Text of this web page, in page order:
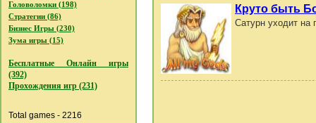
Головоломки (198)
Стратегии (86)
Бизнес Игры (230)
Зума игры (15)
Бесплатные Онлайн игры
(392)
Прохождения игр (231)
Total games - 2216
Круто быть
Сатурн уходит на